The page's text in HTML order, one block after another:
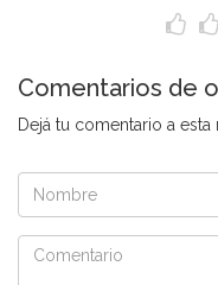
Comentarios de
Dejá tu comentario a esta